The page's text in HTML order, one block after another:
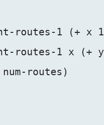
routes-1 (+ x
routes-1 x (+
routes)